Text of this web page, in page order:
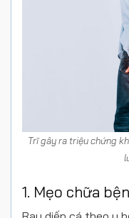
Trĩ gây ra triệu chứng
1. Mẹo chữa